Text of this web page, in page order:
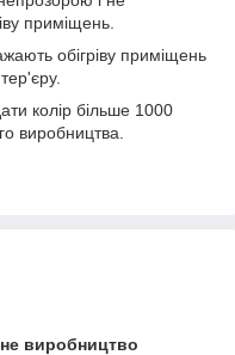
приміщень.
обігріву приміщень
колір більше 1000
виробництва.
виробництво